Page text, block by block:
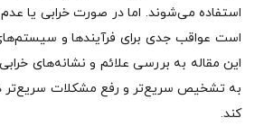
استفاده می‌شوند. اما در صورت خرابی یا
است عواقب جدی برای فرآیندها و
این مقاله به بررسی علائم و نشانه‌های
به تشخیص سریع‌تر و رفع مشکلات سریع‌تر
کند.